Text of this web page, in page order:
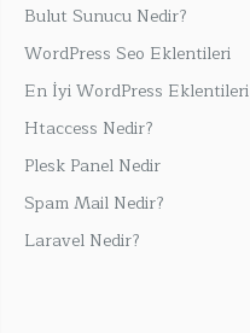
Bulut Sunucu Nedir?
WordPress Seo Eklentileri
En İyi WordPress Eklentileri
Htaccess Nedir?
Plesk Panel Nedir
Spam Mail Nedir?
Laravel Nedir?